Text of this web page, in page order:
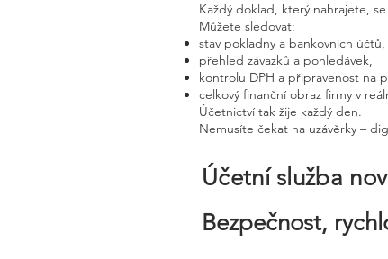
Každý doklad, který nahrajete,
Můžete sledovat:
stav pokladny a bankovních účtů,
přehled závazků a pohledávek,
kontrolu DPH a připravenost na
celkový finanční obraz firmy v
Účetnictví tak žije každý den.
Nemusíte čekat na uzávěrky –
Účetní služba
Bezpečnost,